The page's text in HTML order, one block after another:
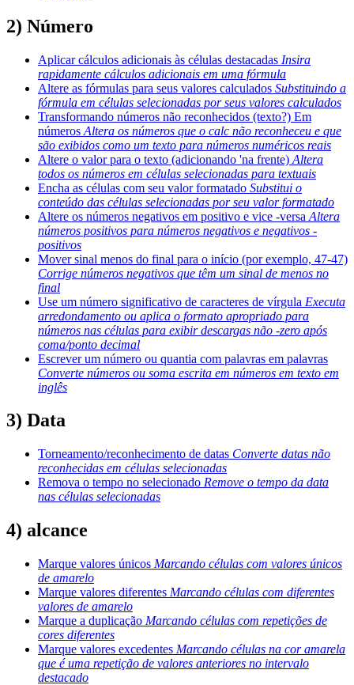
2) Número
Aplicar cálculos adicionais às células destacadas Insira
rapidamente cálculos adicionais em uma fórmula
Altere as fórmulas para seus valores calculados Substituindo a
fórmula em células selecionadas por seus valores calculados
Transformando números não reconhecidos (texto?) Em
números Altera os números que o calc não reconheceu e que
são exibidos como um texto para números numéricos reais
Altere o valor para o texto (adicionando 'na frente) Altera
todos os números em células selecionadas para textuais
Encha as células com seu valor formatado Substitui o
conteúdo das células selecionadas por seu valor formatado
Altere os números negativos em positivo e vice -versa Altera
números positivos para números negativos e negativos -
positivos
Mover sinal menos do final para o início (por exemplo, 47-47)
Corrige números negativos que têm um sinal de menos no
final
Use um número significativo de caracteres de vírgula Executa
arredondamento ou aplica o formato apropriado para
números nas células para exibir descargas não -zero após
coma/ponto decimal
Escrever um número ou quantia com palavras em palavras
Converte números ou soma escrita em números em texto em
inglês
3) Data
Torneamento/reconhecimento de datas Converte datas não
reconhecidas em células selecionadas
Remova o tempo no selecionado Remove o tempo da data
nas células selecionadas
4) alcance
Marque valores únicos Marcando células com valores únicos
de amarelo
Marque valores diferentes Marcando células com diferentes
valores de amarelo
Marque a duplicação Marcando células com repetições de
cores diferentes
Marque valores excedentes Marcando células na cor amarela
que é uma repetição de valores anteriores no intervalo
destacado